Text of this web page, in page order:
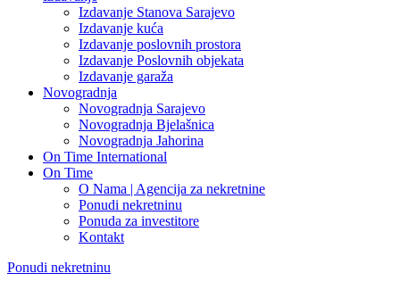
Izdavanje Stanova Sarajevo
Izdavanje kuća
Izdavanje poslovnih prostora
Izdavanje Poslovnih objekata
Izdavanje garaža
Novogradnja
Novogradnja Sarajevo
Novogradnja Bjelašnica
Novogradnja Jahorina
On Time International
On Time
O Nama | Agencija za nekretnine
Ponudi nekretninu
Ponuda za investitore
Kontakt
Ponudi nekretninu